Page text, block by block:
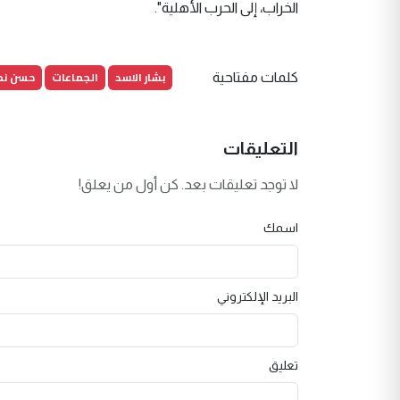
الخراب، إلى الحرب الأهلية".
كلمات مفتاحية بشار الاسد الجماعات حسن
التعليقات
لا توجد تعليقات بعد. كن أول من يعلق!
اسمك
البريد الإلكتروني
تعليق